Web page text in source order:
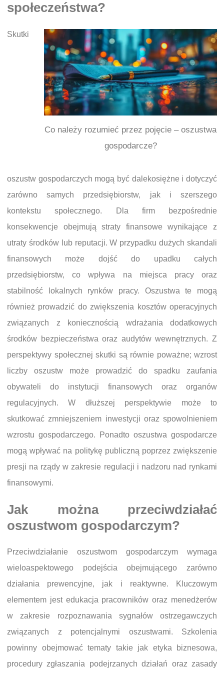
społeczeństwa?
Co należy rozumieć przez pojęcie – oszustwa
gospodarcze?
Skutki
oszustw gospodarczych mogą być dalekosiężne i dotyczyć
zarówno samych przedsiębiorstw, jak i szerszego
kontekstu społecznego. Dla firm bezpośrednie
konsekwencje obejmują straty finansowe wynikające z
utraty środków lub reputacji. W przypadku dużych skandali
finansowych może dojść do upadku całych
przedsiębiorstw, co wpływa na miejsca pracy oraz
stabilność lokalnych rynków pracy. Oszustwa te mogą
również prowadzić do zwiększenia kosztów operacyjnych
związanych z koniecznością wdrażania dodatkowych
środków bezpieczeństwa oraz audytów wewnętrznych. Z
perspektywy społecznej skutki są równie poważne; wzrost
liczby oszustw może prowadzić do spadku zaufania
obywateli do instytucji finansowych oraz organów
regulacyjnych. W dłuższej perspektywie może to
skutkować zmniejszeniem inwestycji oraz spowolnieniem
wzrostu gospodarczego. Ponadto oszustwa gospodarcze
mogą wpływać na politykę publiczną poprzez zwiększenie
presji na rządy w zakresie regulacji i nadzoru nad rynkami
finansowymi.
Jak można przeciwdziałać
oszustwom gospodarczym?
Przeciwdziałanie oszustwom gospodarczym wymaga
wieloaspektowego podejścia obejmującego zarówno
działania prewencyjne, jak i reaktywne. Kluczowym
elementem jest edukacja pracowników oraz menedżerów
w zakresie rozpoznawania sygnałów ostrzegawczych
związanych z potencjalnymi oszustwami. Szkolenia
powinny obejmować tematy takie jak etyka biznesowa,
procedury zgłaszania podejrzanych działań oraz zasady